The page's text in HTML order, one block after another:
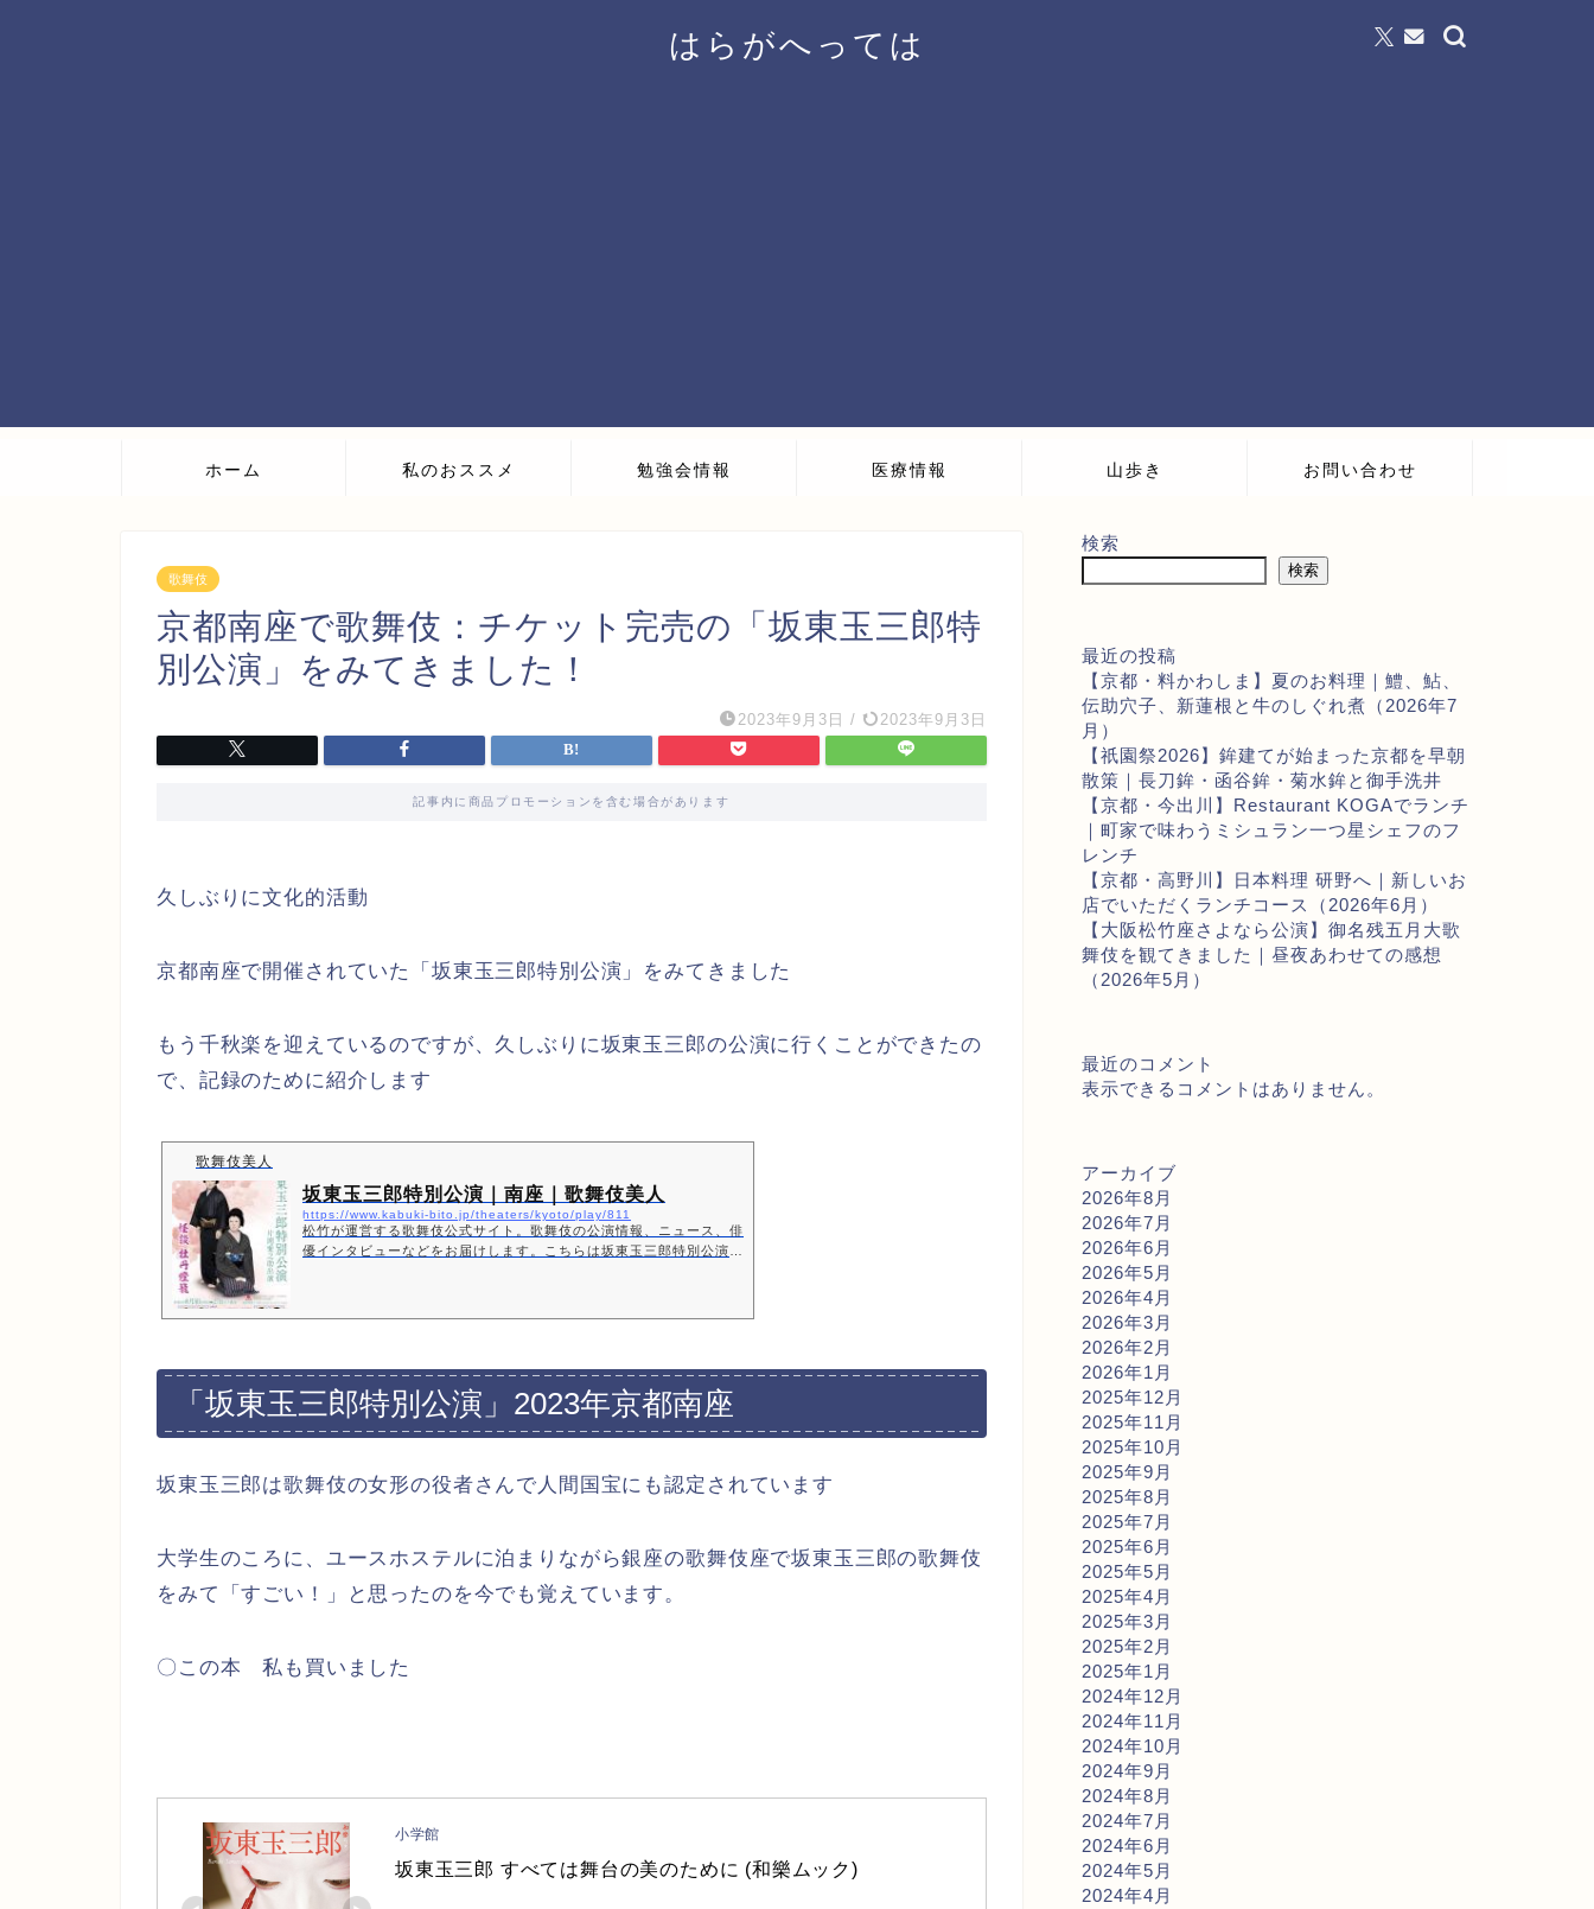
はらがへっては
ホーム 私のおススメ 勉強会情報 医療情報 山歩き お問い合わせ
歌舞伎
京都南座で歌舞伎：チケット完売の「坂東玉三郎特
別公演」をみてきました！
2023年9月3日 / 2023年9月3日
記事内に商品プロモーションを含む場合があります
久しぶりに文化的活動
京都南座で開催されていた「坂東玉三郎特別公演」をみてきました
もう千秋楽を迎えているのですが、久しぶりに坂東玉三郎の公演に行くことができたの
で、記録のために紹介します
歌舞伎美人
坂東玉三郎特別公演｜南座｜歌舞伎美人
https://www.kabuki-bito.jp/theaters/kyoto/play/811
松竹が運営する歌舞伎公式サイト。歌舞伎の公演情報、ニュース、俳
優インタビューなどをお届けします。こちらは坂東玉三郎特別公演｜
「坂東玉三郎特別公演」2023年京都南座
坂東玉三郎は歌舞伎の女形の役者さんで人間国宝にも認定されています
大学生のころに、ユースホステルに泊まりながら銀座の歌舞伎座で坂東玉三郎の歌舞伎
をみて「すごい！」と思ったのを今でも覚えています。
〇この本 私も買いました
小学館
坂東玉三郎 すべては舞台の美のために (和樂ムック)
検索
検索
最近の投稿
【京都・料かわしま】夏のお料理｜鱧、鮎、
伝助穴子、新蓮根と牛のしぐれ煮（2026年7
月）
【祇園祭2026】鉾建てが始まった京都を早朝
散策｜長刀鉾・函谷鉾・菊水鉾と御手洗井
【京都・今出川】Restaurant KOGAでランチ
｜町家で味わうミシュラン一つ星シェフのフ
レンチ
【京都・高野川】日本料理 研野へ｜新しいお
店でいただくランチコース（2026年6月）
【大阪松竹座さよなら公演】御名残五月大歌
舞伎を観てきました｜昼夜あわせての感想
（2026年5月）
最近のコメント
表示できるコメントはありません。
アーカイブ
2026年8月
2026年7月
2026年6月
2026年5月
2026年4月
2026年3月
2026年2月
2026年1月
2025年12月
2025年11月
2025年10月
2025年9月
2025年8月
2025年7月
2025年6月
2025年5月
2025年4月
2025年3月
2025年2月
2025年1月
2024年12月
2024年11月
2024年10月
2024年9月
2024年8月
2024年7月
2024年6月
2024年5月
2024年4月